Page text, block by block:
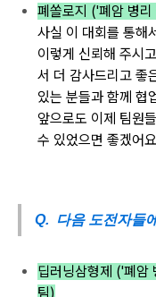
폐쏠로지 ('폐암 병
사실 이 대회를 통해
이렇게 신뢰해 주시고
서 더 감사드리고 좋
있는 분들과 함께 협
앞으로도 이제 팀원
수 있었으면 좋겠어
Q. 다음 도전자들
딥러닝삼형제 ('폐암
팀)